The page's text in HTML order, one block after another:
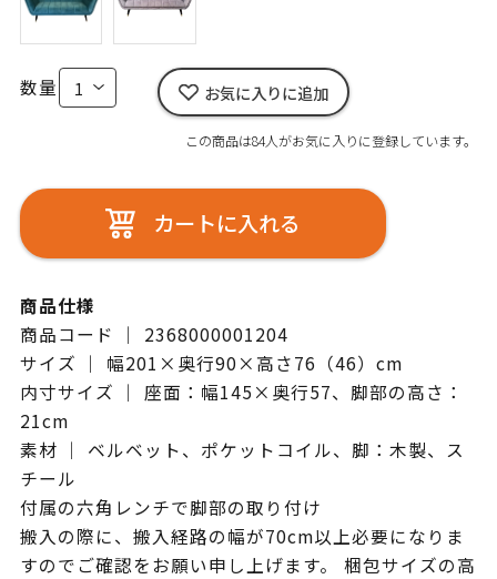
数量 お気に入りに追加
この商品は84人がお気に入りに登録しています。
カートに入れる
商品仕様
商品コード ｜ 2368000001204
サイズ ｜ 幅201×奥行90×高さ76（46）cm
内寸サイズ ｜ 座面：幅145×奥行57、脚部の高さ：
21cm
素材 ｜ ベルベット、ポケットコイル、脚：木製、ス
チール
付属の六角レンチで脚部の取り付け
搬入の際に、搬入経路の幅が70cm以上必要になりま
すのでご確認をお願い申し上げます。 梱包サイズの高